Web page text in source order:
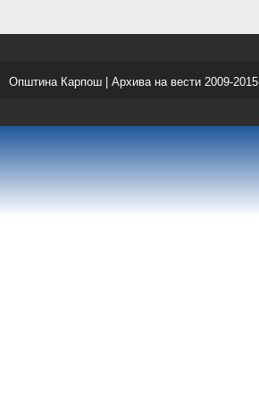
Општина Карпош | Архива на вести 2009-2015